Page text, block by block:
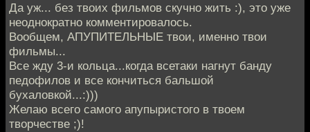
Да уж... без твоих фильмов скучно жить :), это уже
неоднократно комментировалось.
Вообщем, АПУПИТЕЛЬНЫЕ твои, именно твои
фильмы...
Все жду 3-и кольца...когда всетаки нагнут банду
педофилов и все кончиться бальшой
бухаловкой...:)))
Желаю всего самого апупыристого в твоем
творчестве ;)!